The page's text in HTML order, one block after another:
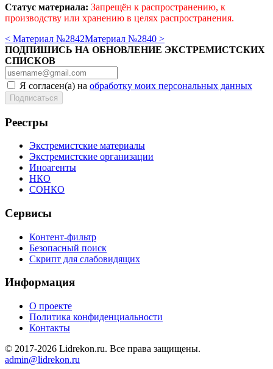
Статус материала: Запрещён к распространению, к
производству или хранению в целях распространения.
< Материал №2842Материал №2840 >
ПОДПИШИСЬ НА ОБНОВЛЕНИЕ ЭКСТРЕМИСТСКИХ
СПИСКОВ
Я согласен(а) на обработку моих персональных данных
Реестры
Экстремистские материалы
Экстремистские организации
Иноагенты
НКО
СОНКО
Сервисы
Контент-фильтр
Безопасный поиск
Скрипт для слабовидящих
Информация
О проекте
Политика конфиденциальности
Контакты
© 2017-2026 Lidrekon.ru. Все права защищены.
admin@lidrekon.ru